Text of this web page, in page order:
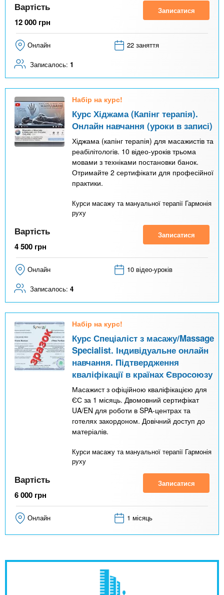
Вартість
12 000 грн
Записатися
Онлайн 22 заняття
Записалось: 1
Набір на курс!
Курс Хіджама (Капінг терапія).
Онлайн навчання (уроки в записі)
Хіджама (капінг терапія) для масажистів та
реабілітологів. 10 відео-уроків трьома
мовами з техніками постановки банок.
Отримайте 2 сертифікати для професійної
практики.
Курси масажу та мануальної терапії Гармонія
руху
Вартість
4 500 грн
Записатися
Онлайн 10 відео-уроків
Записалось: 4
Набір на курс!
Курс Спеціаліст з масажу/Massage
Specialist. Індивідуальне онлайн
навчання. Підтвердження
кваліфікації в країнах Євросоюзу
Масажист з офіційною кваліфікацією для
ЄС за 1 місяць. Двомовний сертифікат
UA/EN для роботи в SPA-центрах та
готелях закордоном. Довічний доступ до
матеріалів.
Курси масажу та мануальної терапії Гармонія
руху
Вартість
6 000 грн
Записатися
Онлайн 1 місяць